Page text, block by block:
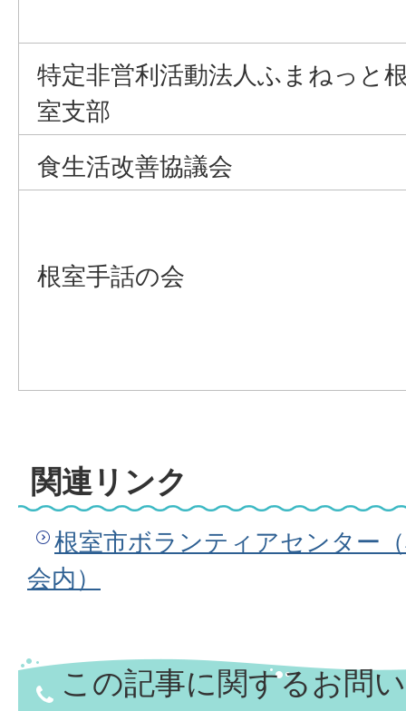
特定非営利活動法人ふまねっと
室支部
食生活改善協議会
根室手話の会
関連リンク
根室市ボランティアセンター
会内）
この記事に関するお問